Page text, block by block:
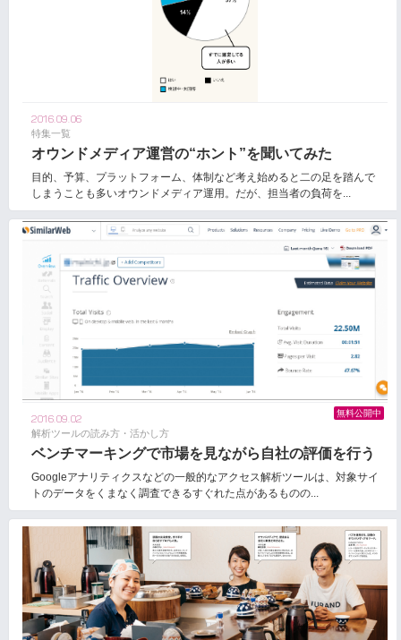
2016.09.06
特集一覧
オウンドメディア運営の“ホント”を聞いてみた
目的、予算、プラットフォーム、体制など考え始めると二の足を踏んで
しまうことも多いオウンドメディア運用。だが、担当者の負荷を...
2016.09.02
解析ツールの読み方・活かし方
ベンチマーキングで市場を見ながら自社の評価を行う
Googleアナリティクスなどの一般的なアクセス解析ツールは、対象サイ
トのデータをくまなく調査できるすぐれた点があるものの...
無料公開中